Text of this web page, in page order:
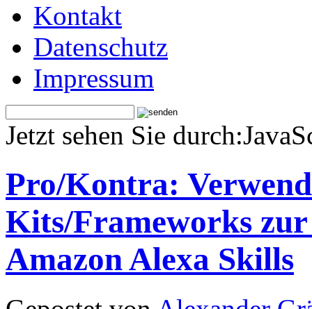
Kontakt
Datenschutz
Impressum
Jetzt sehen Sie
Pro/Kontra:
Kits/Frameworks
Amazon Alexa Skills